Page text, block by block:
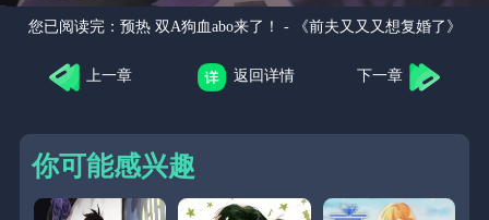
您已阅读完： 预热 双A狗血abo来了！ - 《前夫又又又想复婚了》
上一章 返回详情 下一章
你可能感兴趣